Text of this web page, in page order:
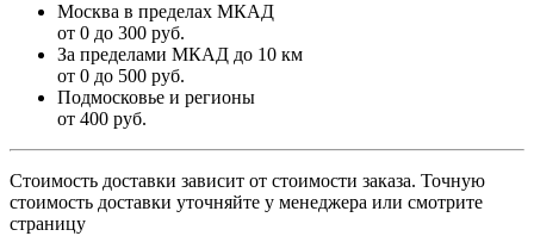
Москва в пределах МКАД
от 0 до 300 руб.
За пределами МКАД до 10 км
от 0 до 500 руб.
Подмосковье и регионы
от 400 руб.
Стоимость доставки зависит от стоимости заказа. Точную
стоимость доставки уточняйте у менеджера или смотрите
страницу